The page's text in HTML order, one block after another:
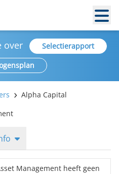
over
Selectierapport
Alpha Capital
Management heeft geen